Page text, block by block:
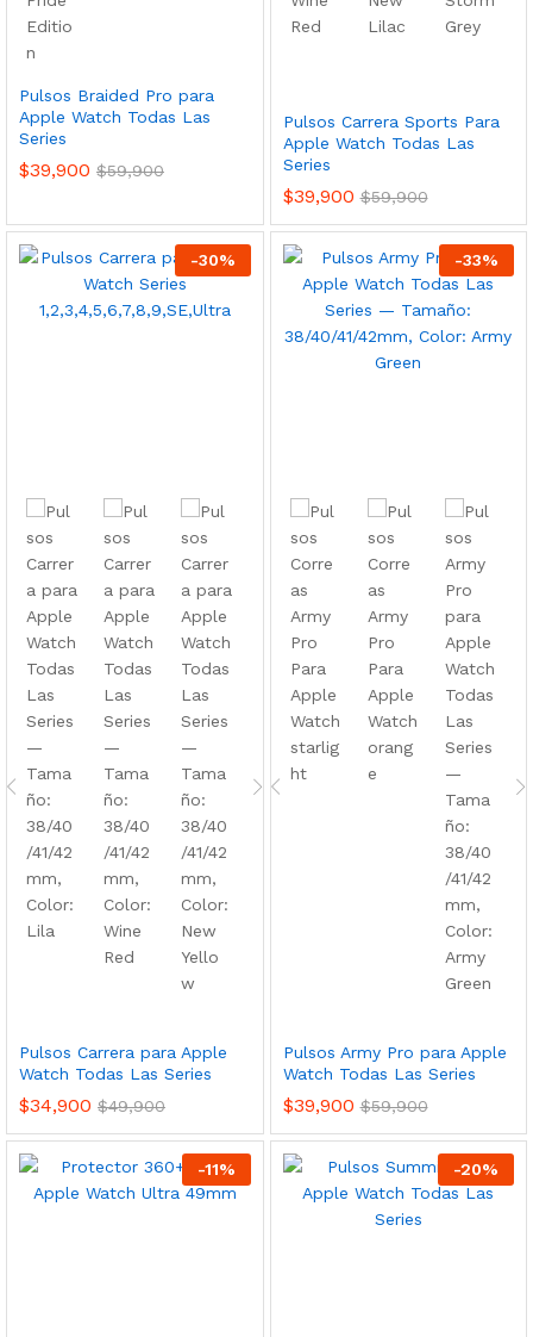
Pulsos Braided Pro para
Apple Watch Todas Las
Series
$39,900 $59,900
Pulsos Carrera Sports Para
Apple Watch Todas Las
Series
$39,900 $59,900
-30%
Pulsos Carrera para Apple
Watch Todas Las Series
$34,900 $49,900
-33%
Pulsos Army Pro para Apple
Watch Todas Las Series
$39,900 $59,900
-11% -20%